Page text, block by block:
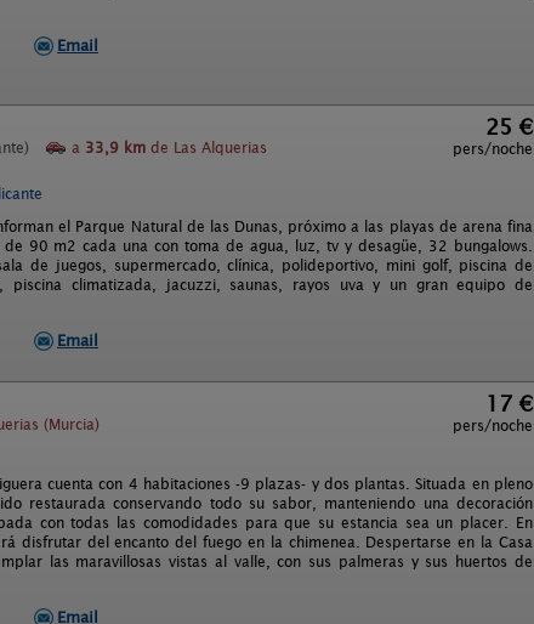
Email
a 33,9 km de Las Alquerias
25 €
pers/noche
el Parque Natural de las Dunas, próximo a las playas de arena fina
90 m2 cada una con toma de agua, luz, tv y desagüe, 32 bungalows.
de juegos, supermercado, clínica, polideportivo, mini golf, piscina de
climatizada, jacuzzi, saunas, rayos uva y un gran equipo de
Email
(Murcia)
17 €
pers/noche
cuenta con 4 habitaciones -9 plazas- y dos plantas. Situada en pleno
restaurada conservando todo su sabor, manteniendo una decoración
con todas las comodidades para que su estancia sea un placer. En
disfrutar del encanto del fuego en la chimenea. Despertarse en la Casa
las maravillosas vistas al valle, con sus palmeras y sus huertos de
Email